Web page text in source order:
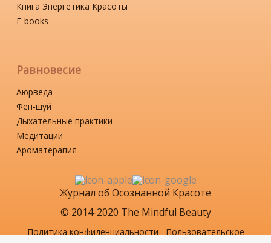
Книга Энергетика Красоты
Е-books
Равновесие
Аюрведа
Фен-шуй
Дыхательные практики
Медитации
Ароматерапия
Журнал об Осознанной Красоте
© 2014-2020 The Mindful Beauty
Политика конфиденциальности
Пользовательское